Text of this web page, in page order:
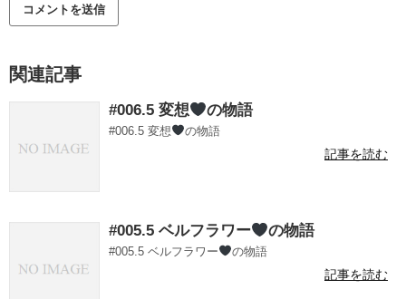
関連記事
#006.5 変想 の物語
#006.5 変想 の物語
記事を読む
#005.5 ベルフラワー の物語
#005.5 ベルフラワー の物語
記事を読む